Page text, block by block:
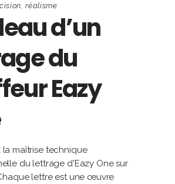
,réalisme
d’un
du
Eazy
maîtrise technique
du lettrage d'Eazy One sur
lettre est une œuvre